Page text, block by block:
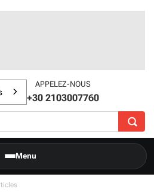
APPELEZ-NOUS
+30 2103007760
Menu